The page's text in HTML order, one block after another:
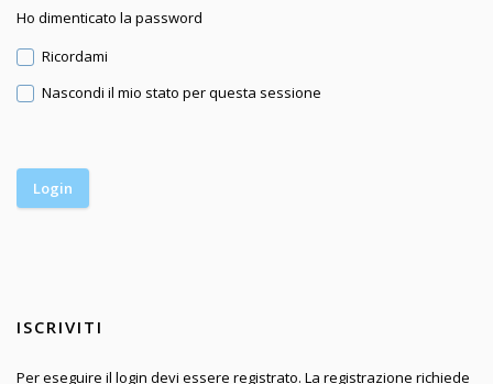
Ho dimenticato la password
Ricordami
Nascondi il mio stato per questa sessione
ISCRIVITI
Per eseguire il login devi essere registrato. La registrazione richiede